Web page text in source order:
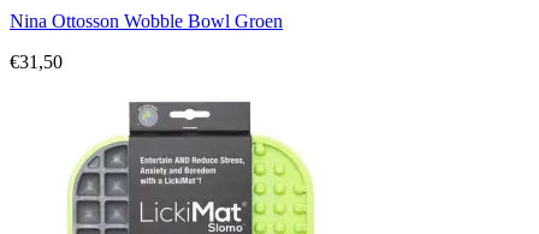
Nina Ottosson Wobble Bowl Groen
€31,50